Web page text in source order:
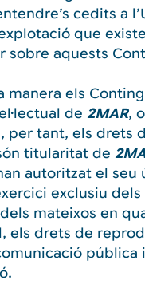
cedits a
que
sobre aquests
manera els
de 2MAR,
per tant, els drets
titularitat de
autoritzat el seu
exclusiu
mateixos en
els drets de
pública i